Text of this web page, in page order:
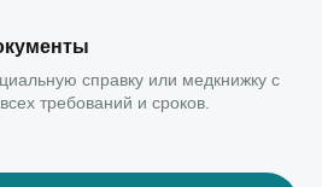
справку или медкнижку с
требований и сроков.